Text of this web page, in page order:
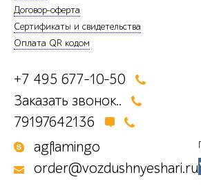
Договор-оферта
Сертификаты и свидетельства
Оплата QR кодом
+7 495 677-10-50
Заказать звонок..
79197642136
agflamingo
order@vozdushnyeshari.ru